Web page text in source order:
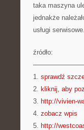
taka maszyna
jednakże
usługi serwisowe.
źródło:
1. sprawdź
2. kliknij, aby
3. http://vivien-
4. zobacz wpis
5. http://